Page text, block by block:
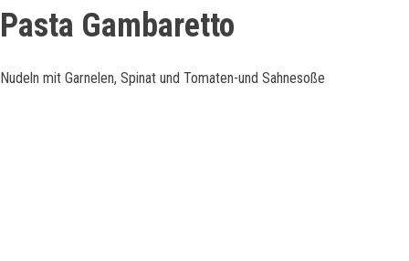
Pasta Gambaretto
Nudeln mit Garnelen, Spinat und Tomaten-und Sahnesoße